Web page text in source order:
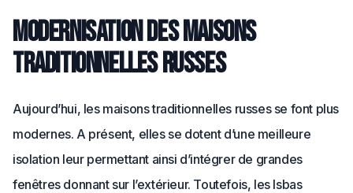
Modernisation des maisons
traditionnelles russes
Aujourd’hui, les maisons traditionnelles russes se font plus
modernes. A présent, elles se dotent d’une meilleure
isolation leur permettant ainsi d’intégrer de grandes
fenêtres donnant sur l’extérieur. Toutefois, les Isbas